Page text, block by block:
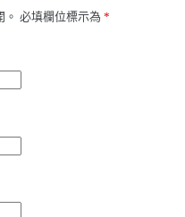
必填欄位標示為 *